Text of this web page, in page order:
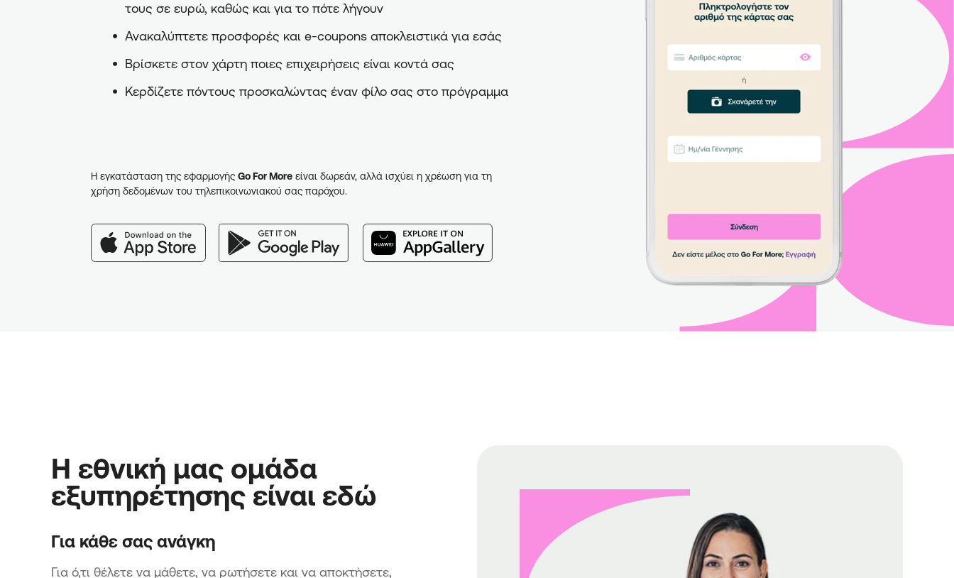
τους σε ευρώ, καθώς και για το πότε λήγουν
Ανακαλύπτετε προσφορές και e-coupons αποκλειστικά για εσάς
Βρίσκετε στον χάρτη ποιες επιχειρήσεις είναι κοντά σας
Κερδίζετε πόντους προσκαλώντας έναν φίλο σας στο πρόγραμμα
Η εγκατάσταση της εφαρμογής Go For More είναι δωρεάν, αλλά ισχύει η χρέωση για τη
χρήση δεδομένων του τηλεπικοινωνιακού σας παρόχου.
Η εθνική μας ομάδα
εξυπηρέτησης είναι εδώ
Για κάθε σας ανάγκη
Για ό,τι θέλετε να μάθετε, να ρωτήσετε και να αποκτήσετε,